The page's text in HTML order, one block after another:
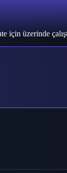
için üzerinde